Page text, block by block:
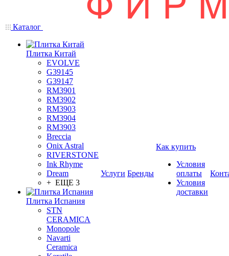
Каталог
Плитка Китай
EVOLVE
G39145
G39147
RM3901
RM3902
RM3903
RM3904
RM3903
Breccia
Onix Astral
RIVERSTONE
Ink Rhyme
Dream
+ ЕЩЕ 3
Плитка Испания
STN
CERAMICA
Monopole
Navarti
Ceramica
Услуги Бренды
Как купить
Условия
оплаты
Условия
доставки